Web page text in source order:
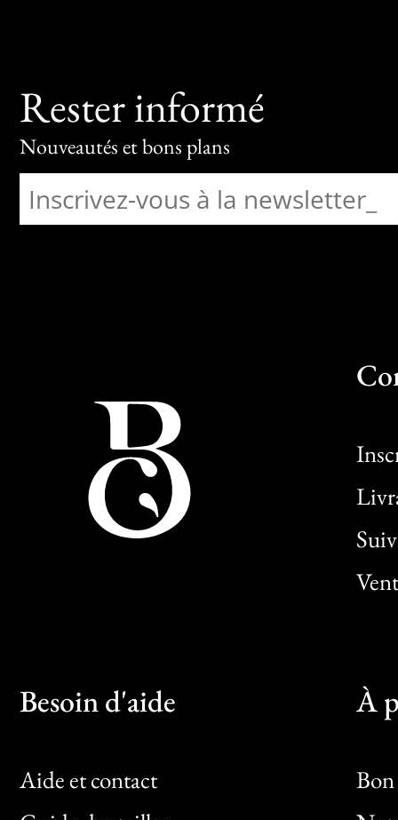
Rester informé
Nouveautés et bons plans
Besoin d'aide
Aide et contact
À